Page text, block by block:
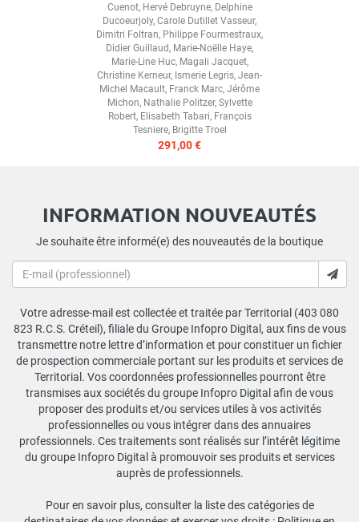
Cuenot, Hervé Debruyne, Delphine
Ducoeurjoly, Carole Dutillet Vasseur,
Dimitri Foltran, Philippe Fourmestraux,
Didier Guillaud, Marie-Noëlle Haye,
Marie-Line Huc, Magali Jacquet,
Christine Kerneur, Ismerie Legris, Jean-
Michel Macault, Franck Marc, Jérôme
Michon, Nathalie Politzer, Sylvette
Robert, Elisabeth Tabari, François
Tesniere, Brigitte Troel
291,00 €
INFORMATION NOUVEAUTÉS
Je souhaite être informé(e) des nouveautés de la boutique
Votre adresse-mail est collectée et traitée par Territorial (403 080
823 R.C.S. Créteil), filiale du Groupe Infopro Digital, aux fins de vous
transmettre notre lettre d’information et pour constituer un fichier
de prospection commerciale portant sur les produits et services de
Territorial. Vos coordonnées professionnelles pourront être
transmises aux sociétés du groupe Infopro Digital afin de vous
proposer des produits et/ou services utiles à vos activités
professionnelles ou vous intégrer dans des annuaires
professionnels. Ces traitements sont réalisés sur l’intérêt légitime
du groupe Infopro Digital à promouvoir ses produits et services
auprès de professionnels.
Pour en savoir plus, consulter la liste des catégories de